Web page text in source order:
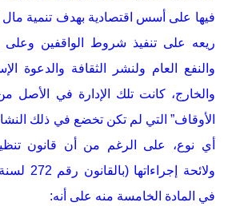
فيها على أسس اقتصادية بهدف تنمية مال
ريعه على تنفيذ شروط الواقفين وعلى
والنفع العام ولنشر الثقافة والدعوة
والخارج، كانت تلك الإدارة في الأصل
الأوقاف” التي لم تكن تخضع في ذلك
أي نوع، على الرغم من أن قانون
في المادة الخامسة منه على أنه: